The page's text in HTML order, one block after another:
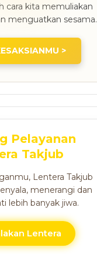
cara kita memuliakan
menguatkan sesama.
>
Pelayanan
Takjub
Lentera Takjub
menerangi dan
lebih banyak jiwa.
Lentera